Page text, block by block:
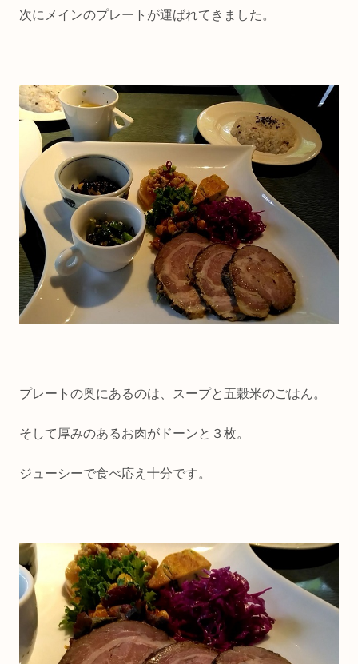
次にメインのプレートが運ばれてきました。
プレートの奥にあるのは、スープと五穀米のごはん。
そして厚みのあるお肉がドーンと３枚。
ジューシーで食べ応え十分です。